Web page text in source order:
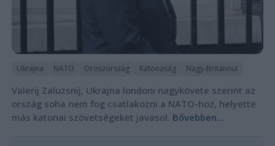
Ukrajna NATO Oroszország Katonaság Nagy-Britannia
Valerij Zaluzsnij, Ukrajna londoni nagykövete szerint az
ország soha nem fog csatlakozni a NATO-hoz, helyette
más katonai szövetségeket javasol. Bővebben...